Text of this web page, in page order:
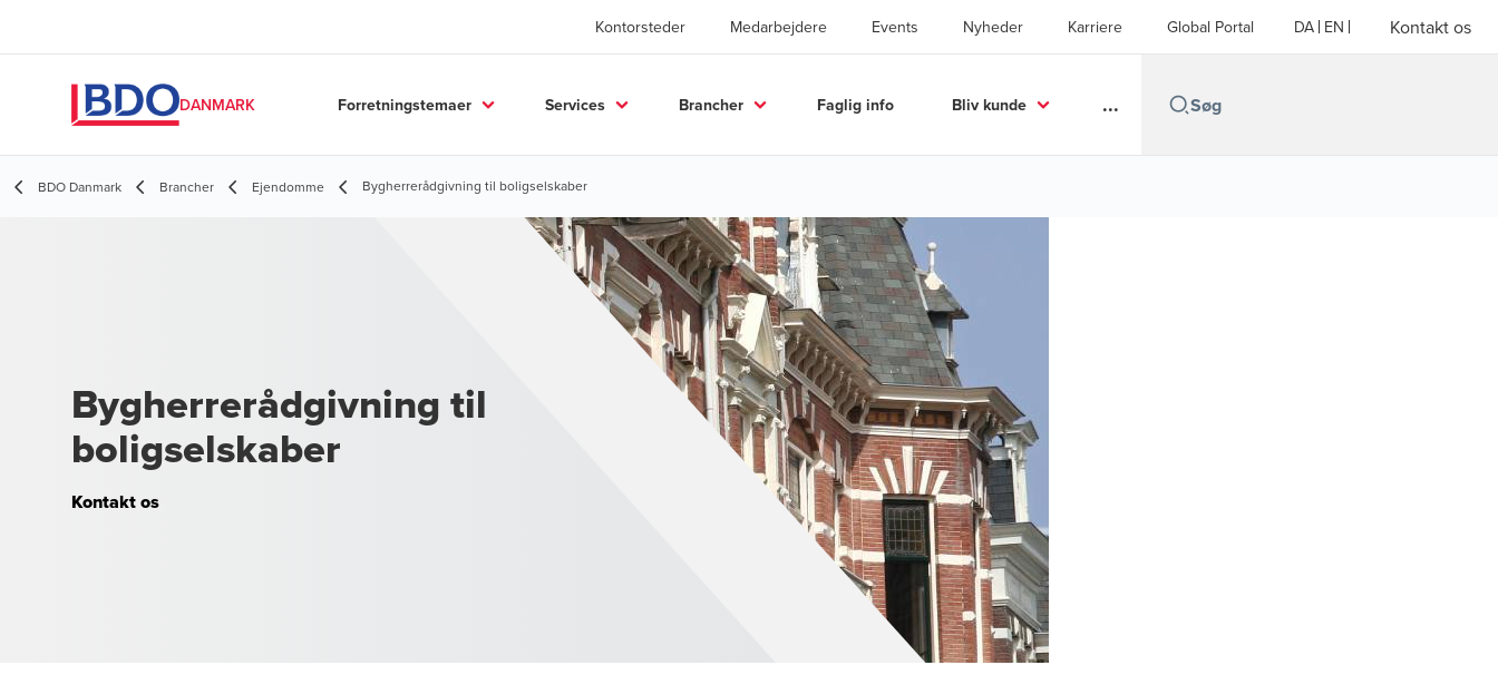
Kontorsteder Medarbejdere Events Nyheder Karriere Global Portal DA EN Kontakt os
DANMARK Forretningstemaer Services Brancher Faglig info Bliv kunde ...
BDO Danmark Brancher Ejendomme Bygherrerådgivning til boligselskaber
Bygherrerådgivning til
boligselskaber
Kontakt os